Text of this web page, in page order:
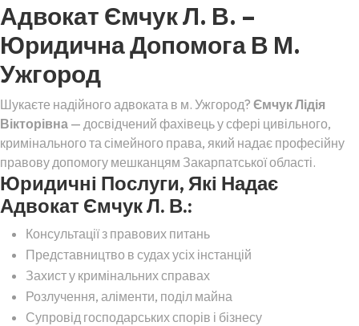
Адвокат Ємчук Л. В. –
Юридична Допомога В М.
Ужгород
Шукаєте надійного адвоката в м. Ужгород? Ємчук Лідія
Вікторівна — досвідчений фахівець у сфері цивільного,
кримінального та сімейного права, який надає професійну
правову допомогу мешканцям Закарпатської області.
Юридичні Послуги, Які Надає
Адвокат Ємчук Л. В.:
Консультації з правових питань
Представництво в судах усіх інстанцій
Захист у кримінальних справах
Розлучення, аліменти, поділ майна
Супровід господарських спорів і бізнесу